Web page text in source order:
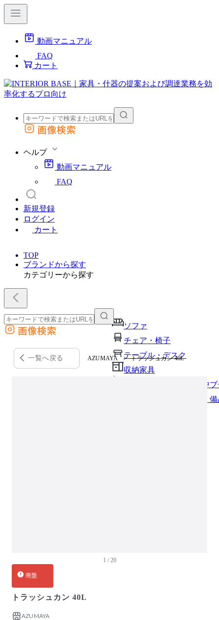
動画マニュアル
FAQ
カート
外部サイトの商品をカートに追加
画像検索
ヘルプ
動画マニュアル
FAQ
新規登録
ログイン
カート
TOP
ブランドから探す
カテゴリーから探す
ソファ
チェア・椅子
テーブル・デスク
収納家具
パーソナルブース・集中
オフィスアクセサリー・
外部サイトの商品をカートに追加
他のサイトで見つけた商品ページのURLを貼り付けて、カートに追加できます
画像検索
一覧へ戻る AZUMAYA トラッシュカン 40L
1 / 20
廃盤
トラッシュカン 40L
AZUMAYA